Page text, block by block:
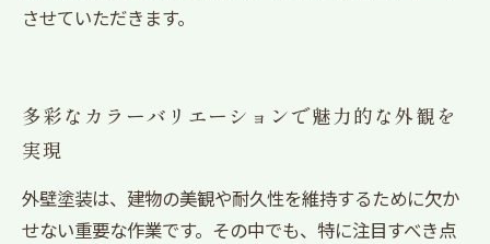
させていただきます。
多彩なカラーバリエーションで魅力的な外観を
実現
外壁塗装は、建物の美観や耐久性を維持するために欠か
せない重要な作業です。その中でも、特に注目すべき点